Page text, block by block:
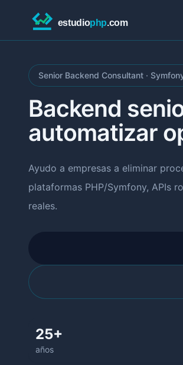
Senior Backend Consultant ·
Backend
automatizar
Ayudo a empresas a eliminar
plataformas PHP/Symfony, APIs
reales.
25+
años